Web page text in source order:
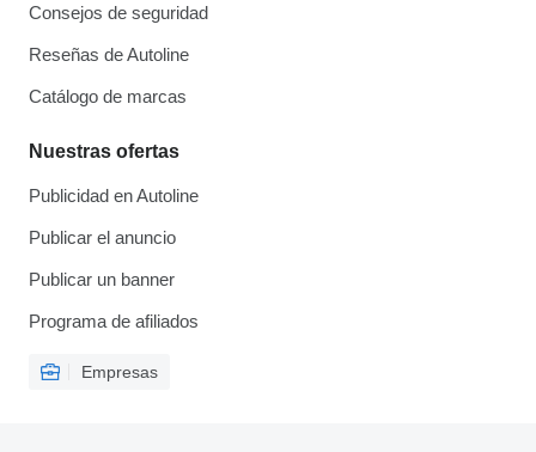
Consejos de seguridad
Reseñas de Autoline
Catálogo de marcas
Nuestras ofertas
Publicidad en Autoline
Publicar el anuncio
Publicar un banner
Programa de afiliados
Empresas